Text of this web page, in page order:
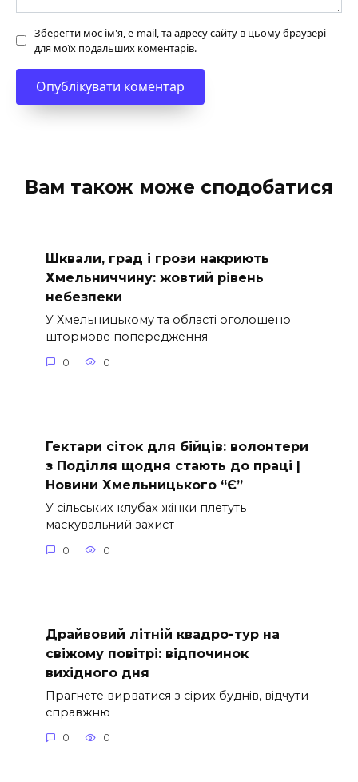
Зберегти моє ім'я, e-mail, та адресу сайту в цьому браузері
для моїх подальших коментарів.
Вам також може сподобатися
Шквали, град і грози накриють
Хмельниччину: жовтий рівень
небезпеки
У Хмельницькому та області оголошено
штормове попередження
0 0
Гектари сіток для бійців: волонтери
з Поділля щодня стають до праці |
Новини Хмельницького “Є”
У сільських клубах жінки плетуть
маскувальний захист
0 0
Драйвовий літній квадро-тур на
свіжому повітрі: відпочинок
вихідного дня
Прагнете вирватися з сірих буднів, відчути
справжню
0 0